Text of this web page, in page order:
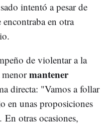
intentó a pesar de
encontraba en otra
de violentar a la
menormantener
directa: "Vamos a follar
en unas proposiciones
En otras ocasiones,